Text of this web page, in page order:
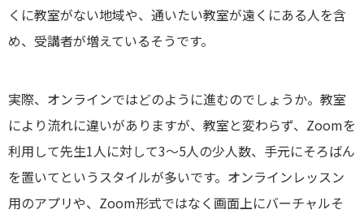
くに教室がない地域や、通いたい教室が遠くにある人を含
め、受講者が増えているそうです。
実際、オンラインではどのように進むのでしょうか。教室
により流れに違いがありますが、教室と変わらず、Zoomを
利用して先生1人に対して3～5人の少人数、手元にそろばん
を置いてというスタイルが多いです。オンラインレッスン
用のアプリや、Zoom形式ではなく画面上にバーチャルそ